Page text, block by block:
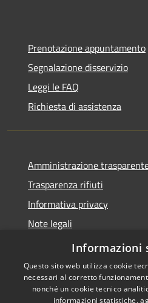
Prenotazione appuntamento
Segnalazione disservizio
Leggi le FAQ
Richiesta di assistenza
Amministrazione
Trasparenza rifiuti
Informativa privacy
Note legali
Dichiarazione di accessibilità
Informazioni
Questo sito web utilizza cookie
necessari al corretto
nonché un cookie tecnico
informazioni statistiche,